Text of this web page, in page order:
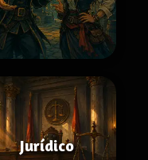
Jurídico